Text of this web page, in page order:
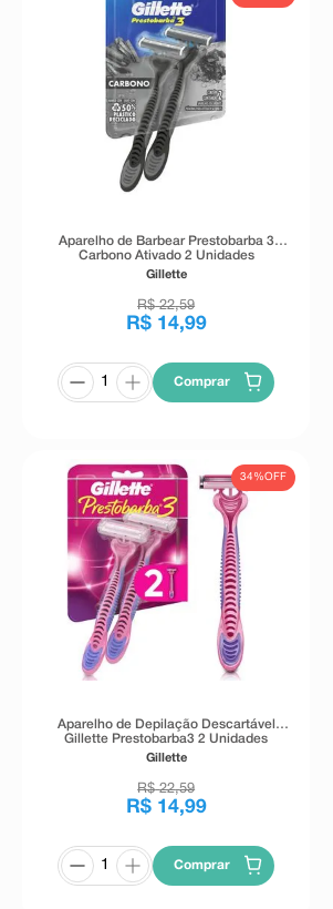
Aparelho de Barbear Prestobarba 3
Carbono Ativado 2 Unidades
Gillette
R$ 22,59
R$ 14,99
Comprar
34%OFF
Aparelho de Depilação Descartável
Gillette Prestobarba3 2 Unidades
Gillette
R$ 22,59
R$ 14,99
Comprar